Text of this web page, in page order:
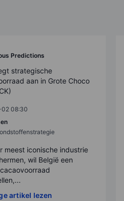
Predictions
strategische
aan in Grote Choco
08:30
meest iconische industrie
wil België een
artikel lezen